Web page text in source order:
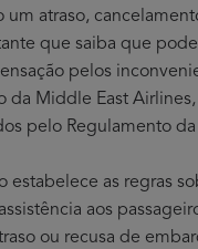
um atraso,
que saiba que
pelos
da Middle East
pelo Regulamento da
estabelece as regras
aos
ou recusa de